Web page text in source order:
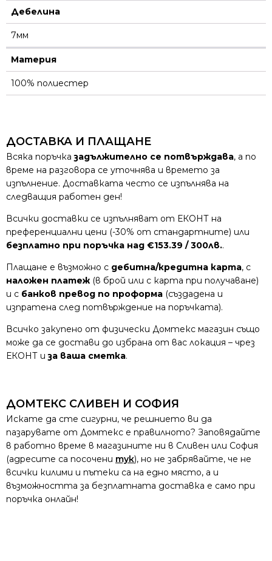
Дебелина
7мм
Материя
100% полиестер
ДОСТАВКА И ПЛАЩАНЕ
Всяка поръчказадължително се потвърждава, а по
време на разговора се уточнява и времето за
изпълнение. Доставката често се изпълнява на
следващия работен ден!
Всички доставки се изпълняват от ЕКОНТ на
преференциални цени (-30% от стандартните) или
безплатно при поръчка над €153.39 / 300лв..
Плащане е възможно с дебитна/кредитна карта, с
наложен платеж (в брой или с карта при получаване)
и с банков превод по проформа (създадена и
изпратена след потвърждение на поръчката).
Всичко закупено от физически Домтекс магазин също
може да се достави до избрана от вас локация – чрез
ЕКОНТ иза ваша сметка.
ДОМТЕКС СЛИВЕН И СОФИЯ
Искате да сте сигурни, че решнието ви да
пазарувате от Домтекс е правилното? Заповядайте
в работно време в магазините ни в Сливен или София
(адресите са посочени тук), но не забрявайте, че не
всички килими и пътеки са на едно място, а и
възможността за безплатната доставка е само при
поръчка онлайн!